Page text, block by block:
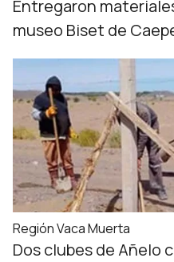
Entregaron
museo Biset de
Región Vaca Muerta
Dos clubes de Añelo